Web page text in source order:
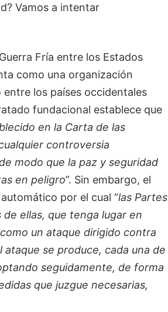
Vamos a intentar
Fría entre los Estados
como una organización
los países occidentales
fundacional establece que
en la Carta de las
controversia
modo que la paz y seguridad
en peligro”. Sin embargo, el
por el cual “las Partes
ellas, que tenga lugar en
un ataque dirigido contra
se produce, cada una de
seguidamente, de forma
que juzgue necesarias,